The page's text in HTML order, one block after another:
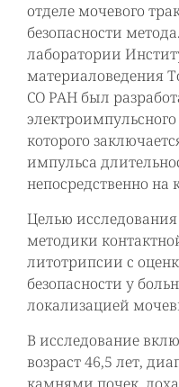
отделе мочевого
безопасности
лаборатории
материаловедения
СО РАН был
которого
импульса
непосредственно на
Целью исследования
методики
литотрипсии с
безопасности у
локализацией
В исследование
возраст 46,5 лет,